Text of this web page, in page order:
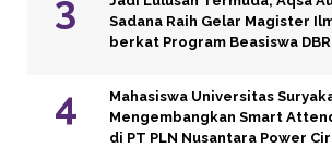
Sadana Raih Gelar Magister
berkat Program Beasiswa DBR
Mahasiswa Universitas
Mengembangkan Smart
di PT PLN Nusantara Power